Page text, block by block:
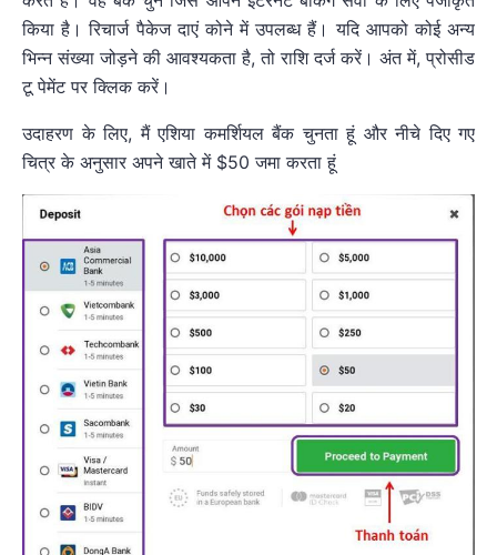
किया है। रिचार्ज पैकेज दाएं कोने में उपलब्ध हैं। यदि आपको कोई अन्य
भिन्न संख्या जोड़ने की आवश्यकता है, तो राशि दर्ज करें। अंत में, प्रोसीड
टू पेमेंट पर क्लिक करें।
उदाहरण के लिए, मैं एशिया कमर्शियल बैंक चुनता हूं और नीचे दिए गए
चित्र के अनुसार अपने खाते में $50 जमा करता हूं